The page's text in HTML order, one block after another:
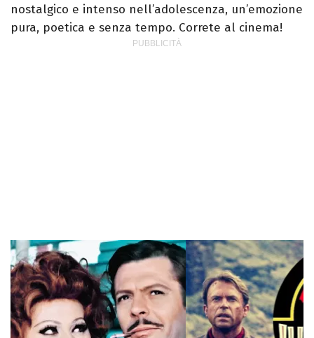
nostalgico e intenso nell’adolescenza, un’emozione
pura, poetica e senza tempo. Correte al cinema!